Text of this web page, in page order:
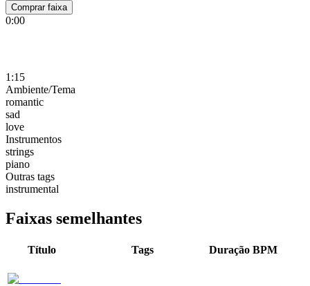
Comprar faixa
0:00
1:15
Ambiente/Tema
romantic
sad
love
Instrumentos
strings
piano
Outras tags
instrumental
Faixas semelhantes
Título Tags Duração BPM